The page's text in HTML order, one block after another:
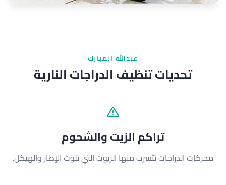
عبدالله المبارك
تحديات تنظيف الدراجات النارية
تراكم الزيت والشحوم
محركات الدراجات تتسرب منها الزيوت التي تلوث الإطار والهيكل.